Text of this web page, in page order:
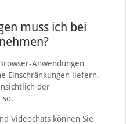
muss ich bei
Anwendungen
Einschränkungen liefern.
der
so.
Videochats können Sie